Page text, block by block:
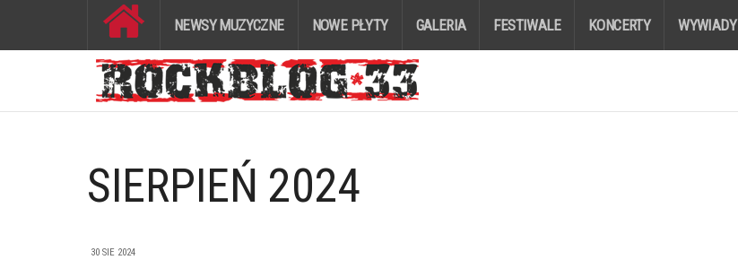
NEWSY MUZYCZNE NOWE PŁYTY GALERIA FESTIWALE KONCERTY WYWIADY
SIERPIEŃ 2024
30 SIE 2024